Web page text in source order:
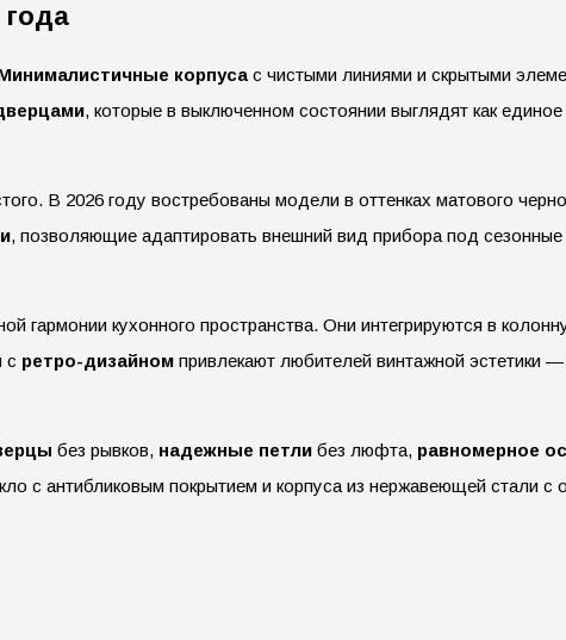
корпуса с чистыми линиями и скрытыми
, которые в выключенном состоянии выглядят как
В 2026 году востребованы модели в оттенках матового
, позволяющие адаптировать внешний вид прибора под сезонные
гармонии кухонного пространства. Они интегрируются в
с ретро-дизайном привлекают любителей винтажной эстетики
без рывков, надежные петли без люфта, равномерное
с антибликовым покрытием и корпуса из нержавеющей стали